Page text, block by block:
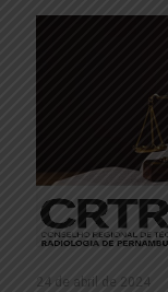
24 de abril de 2024